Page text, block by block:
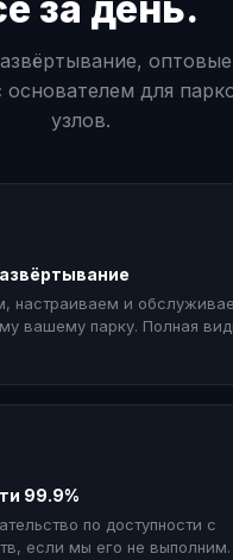
за день.
основателем для
узлов.
настраиваем и
вашему парку. Полная
99.9%
по доступности с
если мы его не выполним.